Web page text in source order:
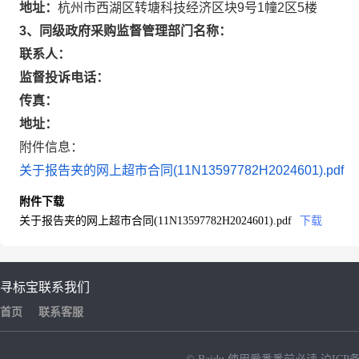
地址： 杭州市西湖区转塘科技经济区块9号1幢2区5楼
3、同级政府采购监督管理部门名称：
联系人：
监督投诉电话：
传真：
地址：
附件信息：
关于报告夹的网上超市合同(11N13597782H2024601).pdf
附件下载
关于报告夹的网上超市合同(11N13597782H2024601).pdf
下载
寻标宝
首页
联系我们
联系客服